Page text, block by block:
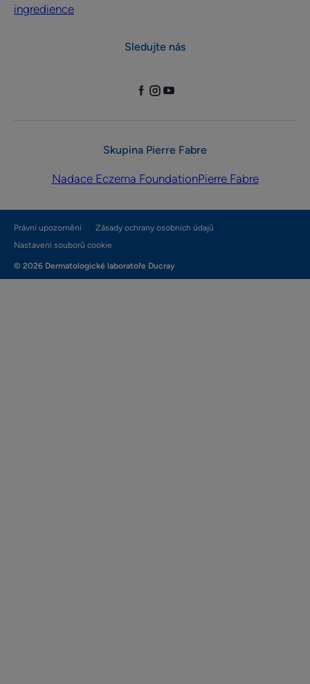
ingredience
Sledujte nás
Skupina Pierre Fabre
Nadace Eczema FoundationPierre Fabre
Právní upozornění
Zásady ochrany osobních údajů
Nastavení souborů cookie
© 2026 Dermatologické laboratoře Ducray